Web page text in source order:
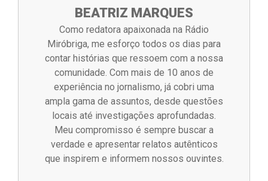
BEATRIZ MARQUES
Como redatora apaixonada na Rádio
Miróbriga, me esforço todos os dias para
contar histórias que ressoem com a nossa
comunidade. Com mais de 10 anos de
experiência no jornalismo, já cobri uma
ampla gama de assuntos, desde questões
locais até investigações aprofundadas.
Meu compromisso é sempre buscar a
verdade e apresentar relatos autênticos
que inspirem e informem nossos ouvintes.